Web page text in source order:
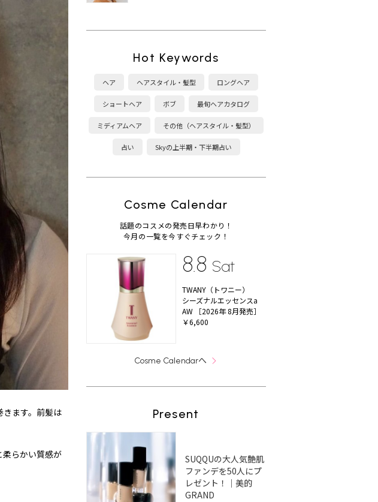
ます。前髪は
らかい質感が
Hot Keywords
ヘア ヘアスタイル・髪型 ロングヘア
ショートヘア ボブ 最旬ヘアカタログ
ミディアムヘア その他（ヘアスタイル・髪型）
占い Skyの上半期・下半期占い
Cosme Calendar
話題のコスメの発売日早わかり！
今月の一覧を今すぐチェック！
8.8 Sat
TWANY（トワニー）
シーズナルエッセンスa
AW ［2026年 8月発売］
￥6,600
Cosme Calendarへ
Present
SUQQUの大人気艶肌
ファンデを50人にプ
レゼント！｜美的
GRAND